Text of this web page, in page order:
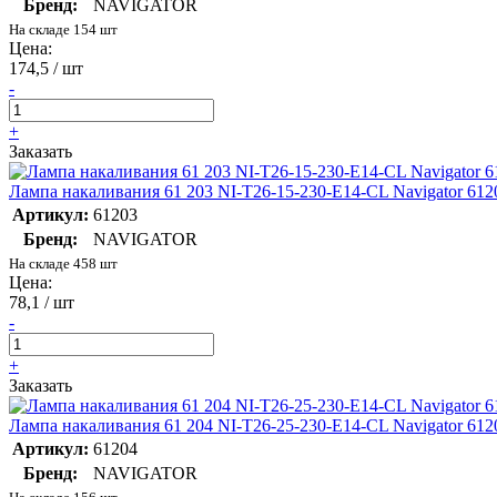
Бренд:
NAVIGATOR
На складе 154 шт
Цена:
174,5 / шт
-
+
Заказать
Лампа накаливания 61 203 NI-T26-15-230-E14-CL Navigator
Артикул: 61203
Бренд:
NAVIGATOR
На складе 458 шт
Цена:
78,1 / шт
-
+
Заказать
Лампа накаливания 61 204 NI-T26-25-230-E14-CL Navigator
Артикул: 61204
Бренд:
NAVIGATOR